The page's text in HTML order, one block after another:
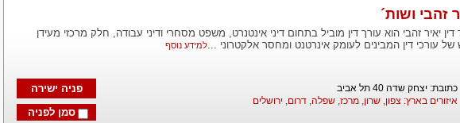
זהבי ושות´
דין יאיר זהבי הוא עורך דין מוביל בתחום דיני אינטנרט, משפט מסחרי ודיני עבודה, חלק מרכזי מעידן
עורכי דין המבינים לעומק אינרטנט ומחסר אלקטרוני ...למידע נוסף
כתובת: יצחק שדה 40 תל אביב
איזורים בארץ: צפון, שרון, מרכז, שפלה, דרום, ירושלים
פניה ישירה
סמן לפניה